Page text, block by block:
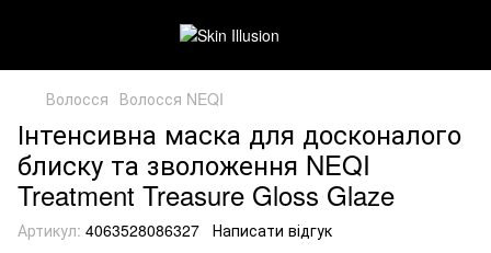
Волосся Волосся NEQI
Інтенсивна маска для досконалого
блиску та зволоження NEQI
Treatment Treasure Gloss Glaze
Артикул: 4063528086327 Написати відгук